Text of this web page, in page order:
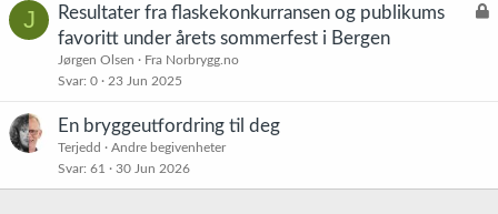
J
L
Resultater fra flaskekonkurransen og publikums
favoritt under årets sommerfest i Bergen
Jørgen Olsen
Fra Norbrygg.no
Svar 0 23 Jun 2025
En bryggeutfordring til deg
Terjedd
Andre begivenheter
Svar 61 30 Jun 2026